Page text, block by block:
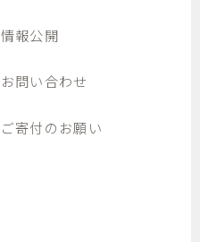
情報公開
お問い合わせ
ご寄付のお願い